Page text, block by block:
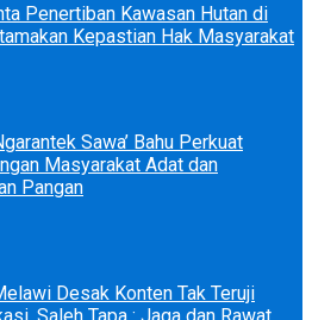
Penertiban Kawasan Hutan di
Kepastian Hak Masyarakat
Sawa’ Bahu Perkuat
Masyarakat Adat dan
Pangan
Desak Konten Tak Teruji